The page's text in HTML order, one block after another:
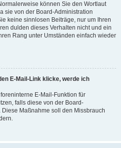
können Sie den Wortlaut
sie von der Board-Administration
keine sinnlosen Beiträge, nur um Ihren
dulden dieses Verhalten nicht und ein
Rang unter Umständen einfach wieder
E-Mail-Link klicke, werde ich
E-Mail-Funktion für
falls diese von der Board-
Maßnahme soll den Missbrauch